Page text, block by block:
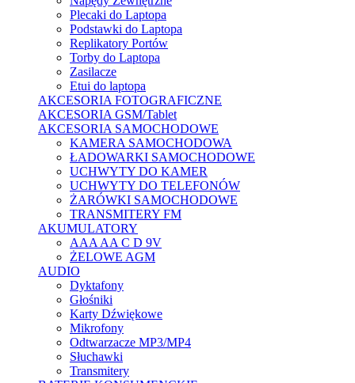
Plecaki do Laptopa
Podstawki do Laptopa
Replikatory Portów
Torby do Laptopa
Zasilacze
Etui do laptopa
AKCESORIA FOTOGRAFICZNE
AKCESORIA GSM/Tablet
AKCESORIA SAMOCHODOWE
KAMERA SAMOCHODOWA
ŁADOWARKI SAMOCHODOWE
UCHWYTY DO KAMER
UCHWYTY DO TELEFONÓW
ŻARÓWKI SAMOCHODOWE
TRANSMITERY FM
AKUMULATORY
AAA AA C D 9V
ŻELOWE AGM
AUDIO
Dyktafony
Głośniki
Karty Dźwiękowe
Mikrofony
Odtwarzacze MP3/MP4
Słuchawki
Transmitery